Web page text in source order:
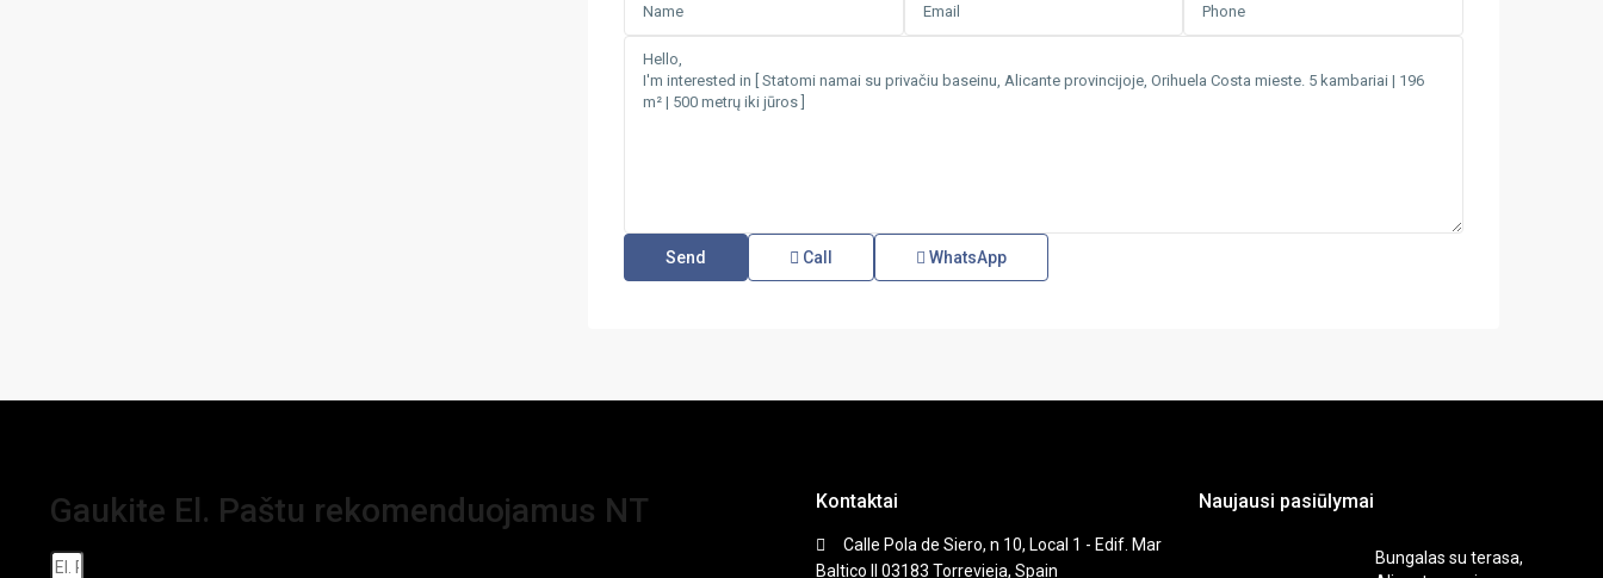
Call WhatsApp
Gaukite El. Paštu rekomenduojamus NT Kontaktai
Calle Pola de Siero, n 10, Local 1 - Edif. Mar
Baltico II 03183 Torrevieja, Spain
Naujausi pasiūlymai
Bungalas su terasa,